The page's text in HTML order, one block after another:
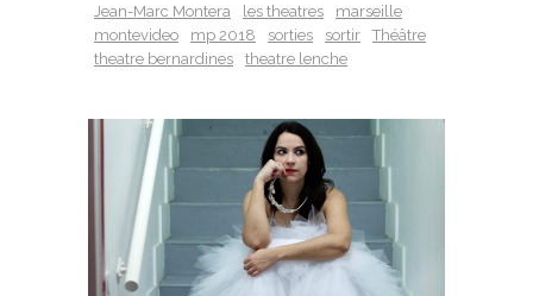
Jean-Marc Montera
les theatres
marseille
montevideo
mp 2018 sorties sortir
Théâtre
theatre bernardines
theatre lenche